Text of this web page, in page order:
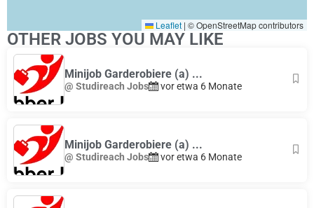
Leaflet | © OpenStreetMap contributors
OTHER JOBS YOU MAY LIKE
Minijob Garderobiere (a) ...
@ Studireach Jobs vor etwa 6 Monate
Minijob Garderobiere (a) ...
@ Studireach Jobs vor etwa 6 Monate